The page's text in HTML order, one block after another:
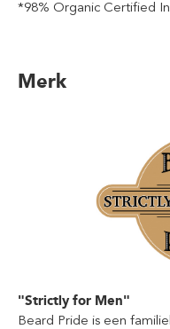
*98% Organic Certified
Merk
"Strictly for Men"
Beard Pride is een